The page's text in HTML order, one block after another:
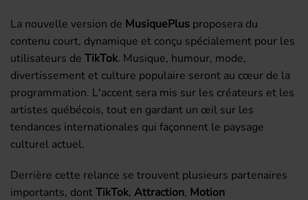
La nouvelle version de MusiquePlus proposera du
contenu court, dynamique et conçu spécialement pour les
utilisateurs de TikTok. Musique, humour, mode,
divertissement et culture populaire seront au cœur de la
programmation. L'accent sera mis sur les créateurs et les
artistes québécois, tout en gardant un œil sur les
tendances internationales qui façonnent le paysage
culturel actuel.
Derrière cette relance se trouvent plusieurs partenaires
importants, dontTikTok, Attraction, Motion